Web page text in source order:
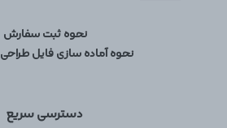
نحوه ثبت سفارش
نحوه آماده سازی فایل
دسترسی سریع